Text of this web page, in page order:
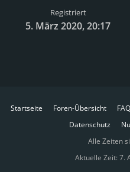
Registriert
5. März 2020, 20:17
Startseite Foren-Übersicht FAQ
Datenschutz
Alle Zeiten
Aktuelle Zeit: 7.